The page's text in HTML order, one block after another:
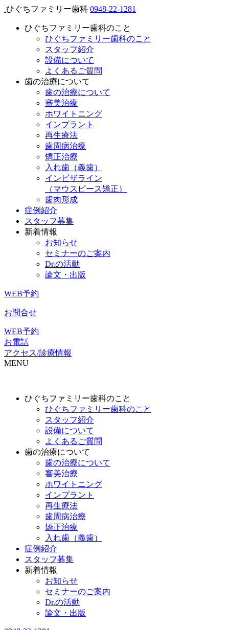
ひぐちファミリー歯科 0948-22-1281
ひぐちファミリー歯科のこと
ひぐちファミリー歯科のこと
スタッフ紹介
設備について
よくあるご質問
歯の治療について
歯の治療について
審美治療
ホワイトニング
インプラント
再生療法
歯周病治療
矯正治療
入れ歯（義歯）
インビザライン
（マウスピース矯正）
歯肉形成
症例紹介
スタッフ募集
新着情報
お知らせ
セミナーのご案内
Dr.の活動
論文・出版
WEB予約
お問合せ
WEB予約
お電話
アクセス/診療情報
MENU
ひぐちファミリー歯科のこと
ひぐちファミリー歯科のこと
スタッフ紹介
設備について
よくあるご質問
歯の治療について
歯の治療について
審美治療
ホワイトニング
インプラント
再生療法
歯周病治療
矯正治療
入れ歯（義歯）
症例紹介
スタッフ募集
新着情報
お知らせ
セミナーのご案内
Dr.の活動
論文・出版